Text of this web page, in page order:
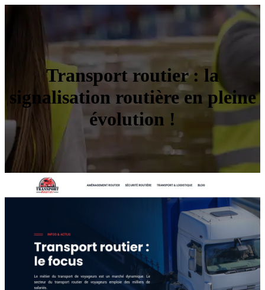
Transport routier : la
signalisation routière en pleine
évolution !